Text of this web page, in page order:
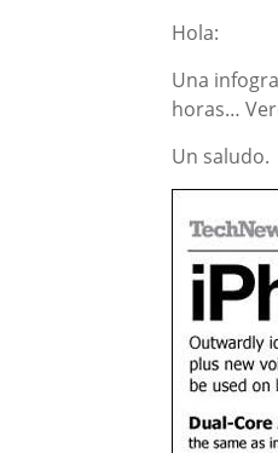
Hola:
Una
horas…
Un saludo.